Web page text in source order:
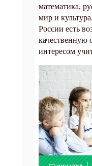
математика,
мир и
России есть
качественную
интересом